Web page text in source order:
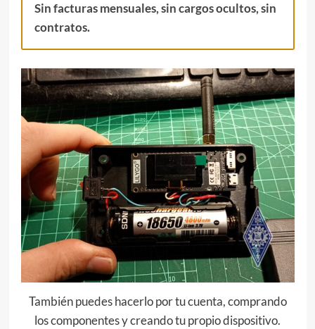
Sin facturas mensuales, sin cargos ocultos, sin
contratos.
También puedes hacerlo por tu cuenta, comprando
los componentes y creando tu propio dispositivo.